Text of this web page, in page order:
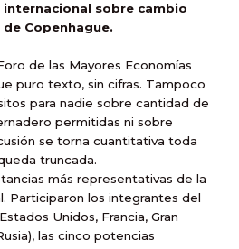
sobre cambio
Copenhague.
de las Mayores Economías
puro texto, sin cifras. Tampoco
para nadie sobre cantidad de
permitidas ni sobre
se torna cuantitativa toda
truncada.
más representativas de la
Participaron los integrantes del
Unidos, Francia, Gran
las cinco potencias